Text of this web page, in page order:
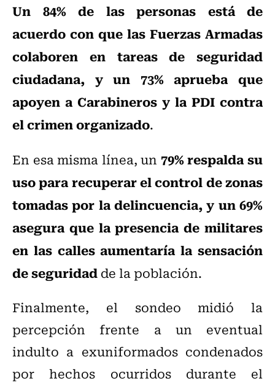
Un 84% de las personas está de
acuerdo con que las Fuerzas Armadas
colaboren en tareas de seguridad
ciudadana, y un 73% aprueba que
apoyen a Carabineros y la PDI contra
el crimen organizado.
En esa misma línea, un 79% respalda su
uso para recuperar el control de zonas
tomadas por la delincuencia, y un 69%
asegura que la presencia de militares
en las calles aumentaría la sensación
de seguridadde la población.
Finalmente, el sondeo midió la
percepción frente a un eventual
indulto a exuniformados condenados
por hechos ocurridos durante el